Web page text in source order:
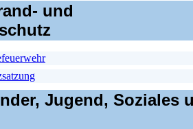
und
Jugend, Soziales